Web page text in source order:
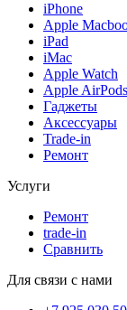
iPhone
Apple
iPad
iMac
Apple Watch
Apple AirPods
Гаджеты
Аксессуары
Trade-in
Ремонт
Услуги
Ремонт
trade-in
Сравнить
Для связи с нами